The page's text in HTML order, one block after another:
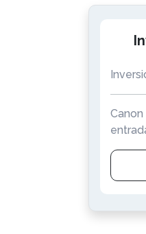
Canon